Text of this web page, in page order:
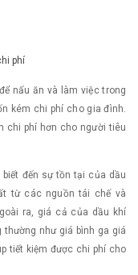
phí
nấu ăn và làm việc trong
kém chi phí cho gia đình.
chi phí hơn cho người tiêu
đến sự tồn tại của dầu
từ các nguồn tái chế và
ra, giá cả của dầu khí
như giá bình ga giá
tiết kiệm được chi phí cho